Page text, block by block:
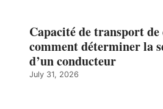
Capacité de transport
comment déterminer la
d’un conducteur
July 31, 2026